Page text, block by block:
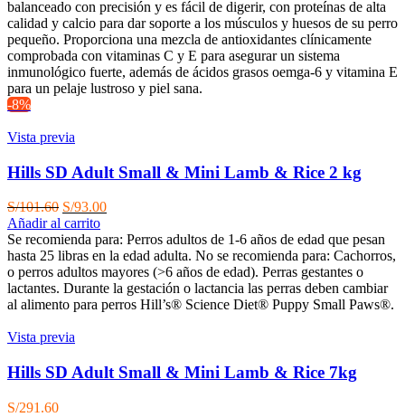
balanceado con precisión y es fácil de digerir, con proteínas de alta
calidad y calcio para dar soporte a los músculos y huesos de su perro
pequeño. Proporciona una mezcla de antioxidantes clínicamente
comprobada con vitaminas C y E para asegurar un sistema
inmunológico fuerte, además de ácidos grasos oemga-6 y vitamina E
para un pelaje lustroso y piel sana.
-8%
Vista previa
Hills SD Adult Small & Mini Lamb & Rice 2 kg
S/101.60 El
precio
original
era:
S/101.60.
S/93.00El
actual
es:
S/93.00.
Añadir al carrito
Se recomienda para: Perros adultos de 1-6 años de edad que pesan
hasta 25 libras en la edad adulta. No se recomienda para: Cachorros,
o perros adultos mayores (>6 años de edad). Perras gestantes o
lactantes. Durante la gestación o lactancia las perras deben cambiar
al alimento para perros Hill’s® Science Diet® Puppy Small Paws®.
Vista previa
Hills SD Adult Small & Mini Lamb & Rice 7kg
S/291.60